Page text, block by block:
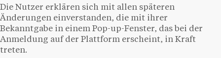
Die Nutzer erklären sich mit allen späteren
Änderungen einverstanden, die mit ihrer
Bekanntgabe in einem Pop-up-Fenster, das bei der
Anmeldung auf der Plattform erscheint, in Kraft
treten.